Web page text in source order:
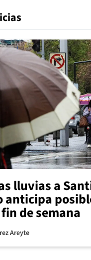
lluvias a
anticipa
de semana
Areyte